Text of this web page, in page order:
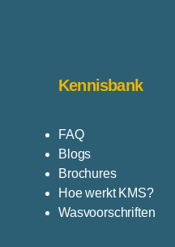
Kennisbank
FAQ
Blogs
Brochures
Hoe werkt KMS?
Wasvoorschriften